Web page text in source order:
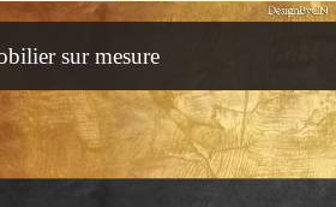
sur mesure